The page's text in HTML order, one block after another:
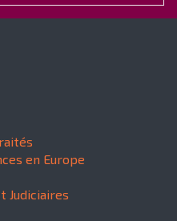
en Europe
Judiciaires